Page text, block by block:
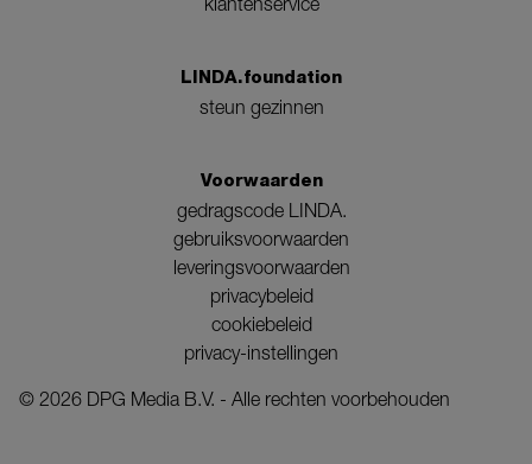
LINDA.foundation
steun gezinnen
Voorwaarden
gedragscode LINDA.
gebruiksvoorwaarden
leveringsvoorwaarden
privacybeleid
cookiebeleid
privacy-instellingen
© 2026 DPG Media B.V. - Alle rechten voorbehouden